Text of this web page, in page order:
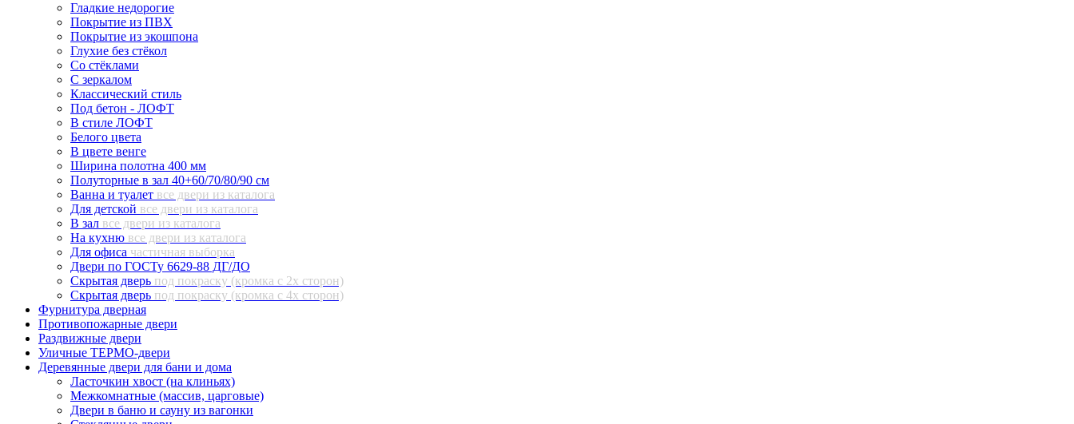
Гладкие недорогие
Покрытие из ПВХ
Покрытие из экошпона
Глухие без стёкол
Со стёклами
С зеркалом
Классический стиль
Под бетон - ЛОФТ
В стиле ЛОФТ
Белого цвета
В цвете венге
Ширина полотна 400 мм
Полуторные в зал 40+60/70/80/90 см
Ванна и туалет все двери из каталога
Для детской все двери из каталога
В зал все двери из каталога
На кухню все двери из каталога
Для офиса частичная выборка
Двери по ГОСТу 6629-88 ДГ/ДО
Скрытая дверь под покраску (кромка с 2х сторон)
Скрытая дверь под покраску (кромка с 4х сторон)
Фурнитура дверная
Противопожарные двери
Раздвижные двери
Уличные ТЕРМО-двери
Деревянные двери для бани и дома
Ласточкин хвост (на клиньях)
Межкомнатные (массив, царговые)
Двери в баню и сауну из вагонки